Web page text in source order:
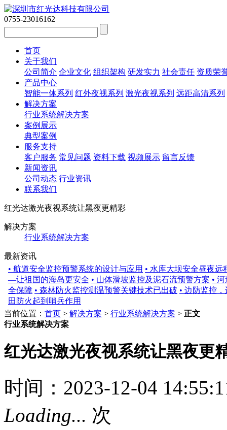
0755-23016162
首页
关于我们
公司简介 企业文化 组织架构 研发实力 社会责任 资质荣
产品中心
智能一体系列 红外夜视系列 激光夜视系列 远距高清系列
解决方案
行业系统解决方案
案例展示
典型案例
服务支持
客户服务 常见问题 资料下载 视频展示 留言反馈
新闻资讯
公司动态 行业资讯
联系我们
红光达激光夜视系统让黑夜更精彩
解决方案
行业系统解决方案
最新资讯
• 航道安全监控预警系统的设计与应用 • 水库大坝安全昼夜远
—让祖国的海岛更安全 • 山体滑坡监控及泥石流预警方案 •
全保障 • 森林防火监控测温预警关键技术已出破 • 边防监控
田防火起到哨兵作用
当前位置： 首页 > 解决方案 > 行业系统解决方案 > 正文
行业系统解决方案
红光达激光夜视系统让黑夜更
时间：2023-12-04
Loading... 次